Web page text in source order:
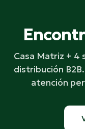
Casa Matriz + 4
distribución
atención